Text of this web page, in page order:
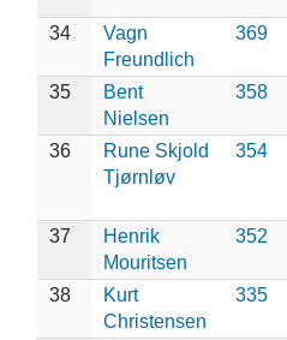
34
Vagn
Freundlich
369
35
Bent
Nielsen
358
36
Rune Skjold
Tjørnløv
354
37
Henrik
Mouritsen
352
38
Kurt
Christensen
335